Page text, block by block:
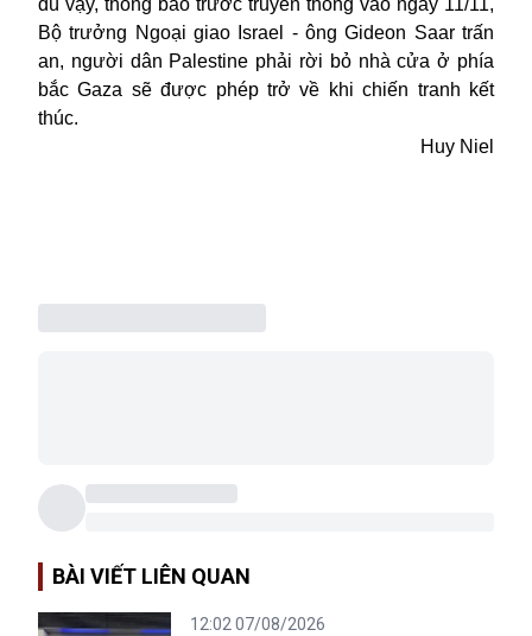
dù vậy, thông báo trước truyền thông vào ngày 11/11,
Bộ trưởng Ngoại giao Israel - ông Gideon Saar trấn
an, người dân Palestine phải rời bỏ nhà cửa ở phía
bắc Gaza sẽ được phép trở về khi chiến tranh kết
thúc.
Huy Niel
BÀI VIẾT LIÊN QUAN
12:02 07/08/2026